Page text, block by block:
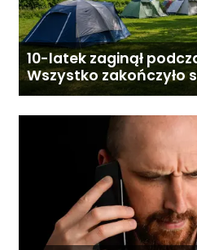
10-latek zaginął
Wszystko zakończyło